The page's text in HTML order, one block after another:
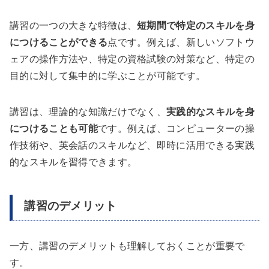
講習の一つの大きな特徴は、短期間で特定のスキルを身
につけることができる点です。例えば、新しいソフトウ
ェアの操作方法や、特定の資格試験の対策など、特定の
目的に対して集中的に学ぶことが可能です。
講習は、理論的な知識だけでなく、実践的なスキルを身
につけることも可能です。例えば、コンピューターの操
作技術や、英会話のスキルなど、即時に活用できる実践
的なスキルを習得できます。
講習のデメリット
一方、講習のデメリットも理解しておくことが重要で
す。